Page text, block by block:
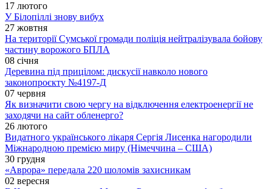
17 лютого
У Білопіллі знову вибух
27 жовтня
На території Сумської громади поліція нейтралізувала бойову
частину ворожого БПЛА
08 січня
Деревина під прицілом: дискусії навколо нового
законопроєкту №4197-Д
07 червня
Як визначити свою чергу на відключення електроенергії не
заходячи на сайт обленерго?
26 лютого
Видатного українського лікаря Сергія Лисенка нагородили
Міжнародною премією миру (Німеччина – США)
30 грудня
«Аврора» передала 220 шоломів захисникам
02 вересня